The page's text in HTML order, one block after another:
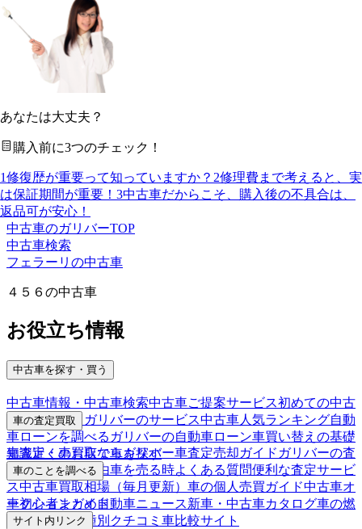
あなたは大丈夫？
購入前に3つのチェック！
1修復歴が重要って知っていますか？ 2修理費まで考えると、実
は保証期間が重要！ 3中古車だからこそ、購入後の不具合は、
返品可が安心！
中古車のガリバーTOP
中古車検索
フェラーリの中古車
４５６の中古車
お役立ち情報
中古車を探す・買う
中古車情報・中古車検索中古車ご提案サービス初めての中古
車購入ガイド
ガリバーのサービス中古車人気ランキング自動
車ローンを調べる ガリバーの自動車ローン車買い替えの基礎
知識近くのお店で車を探す
車の査定買取
車査定・車買取ならガリバー車査定売却ガイド ガリバーの査
定が選ばれる理由車を売る時よくある質問便利な査定サービ
ス中古車買取相場（毎月更新） 車の個人売買ガイド中古車オ
ークションガイド
車のことを調べる
車初心者まとめ自動車ニュース新車・中古車カタログ車の燃
費を調べる車種別クチコミ 車比較サイト
サイト内リンク